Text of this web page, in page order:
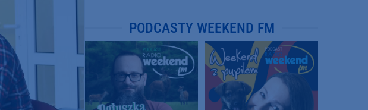
PODCASTY WEEKEND FM